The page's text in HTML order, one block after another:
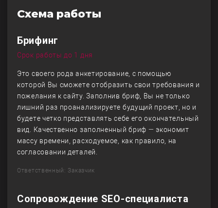
Схема работы
Брифинг
Срок работы до 1 дня
Это своего рода анкетирование, с помощью
которой Вы сможете отобразить свои требования и
пожелания к сайту. Заполнив бриф, Вы не только
лишний раз проанализируете будущий проект, но и
будете четко представлять себе его окончательный
вид. Качественно заполненный бриф — экономит
массу времени, расходуемое, как правило, на
согласовании деталей.
Ответственный: Заказчик
Сопровождение SEO-специалиста